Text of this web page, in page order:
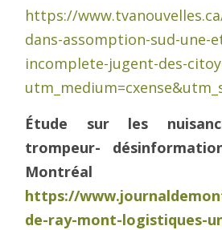
https://
dans-assomption-sud-une-
incomplete-jugent-des-
Étude sur les
trompeur-
Montréal
https://
de-ray-mont-logistiques-